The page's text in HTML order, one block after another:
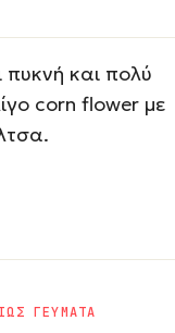
και πολύ
corn flower με
ΓΕΥΜΑΤΑ